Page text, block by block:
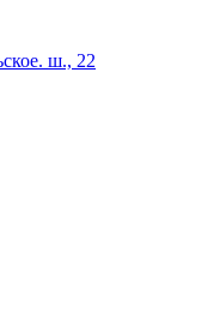
ш., 22